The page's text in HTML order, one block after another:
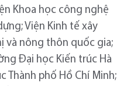
Khoa học công nghệ
Viện Kinh tế xây
và nông thôn quốc gia;
Đại học Kiến trúc Hà
Thành phố Hồ Chí Minh;